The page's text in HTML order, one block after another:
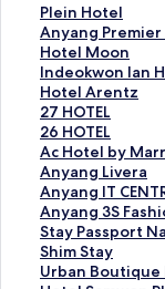
Plein Hotel
P
l
e
i
n
H
o
t
e
l
페
이
지
를
Anyang Premier
A
n
y
a
n
g
P
r
e
m
i
e
r
Hotel Moon
H
o
t
e
l
M
o
o
n
페
이
지
Indeokwon Ian
I
n
d
e
o
k
w
o
n
I
a
Hotel Arentz
H
o
t
e
l
A
r
e
n
t
27 HOTEL
2
7
H
O
T
E
L
페
이
26 HOTEL
2
6
H
O
T
E
L
페
Ac Hotel by
A
c
H
o
t
e
l
Anyang Livera
A
n
y
a
n
g
Anyang IT
A
n
y
a
n
Anyang 3S
A
n
y
a
Stay Passport
S
t
a
Shim Stay
S
h
Urban Boutique
U